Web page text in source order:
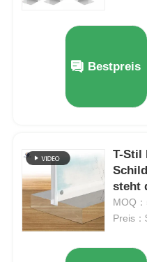
Verdrängtes Acrylblatt
Acrylstand
Acrylfoto-Rahmen
Acrylblech geschnitten
Bestpreis
T-Stil
steht
MOQ
Preis